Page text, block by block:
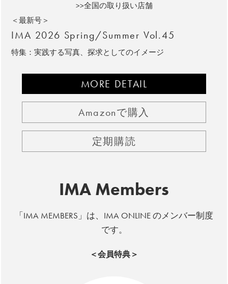
>>全国の取り扱い店舗
＜最新号＞
IMA 2026 Spring/Summer Vol.45
特集：実践する写真、探求としてのイメージ
MORE DETAIL
Amazonで購入
定期購読
IMA Members
「IMA MEMBERS」は、IMA ONLINE のメンバー制度
です。
＜会員特典＞